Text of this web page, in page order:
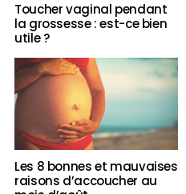
Toucher vaginal pendant
la grossesse : est-ce bien
utile ?
Les 8 bonnes et mauvaises
raisons d’accoucher au